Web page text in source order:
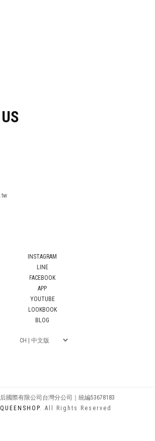
INSTAGRAM
LINE
FACEBOOK
APP
YOUTUBE
LOOKBOOK
BLOG
國際有限公司台灣分公司｜統編53678183
QUEENSHOP. All Rights Reserved